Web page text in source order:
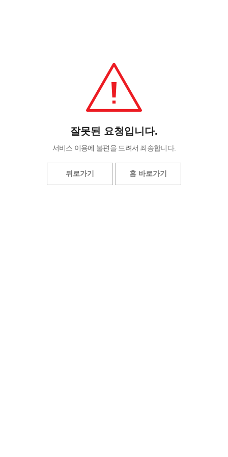
잘못된 요청입니다.
서비스 이용에 불편을 드려서 죄송합니다.
뒤로가기 홈 바로가기